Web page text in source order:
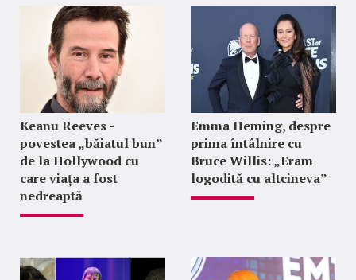
Keanu Reeves -
povestea „băiatul bun”
de la Hollywood cu
care viața a fost
nedreaptă
Emma Heming, despre
prima întâlnire cu
Bruce Willis: „Eram
logodită cu altcineva”